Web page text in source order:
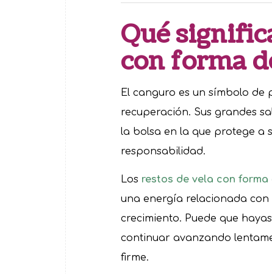
Qué
con forma
El canguro es un símbolo
recuperación. Sus grandes
la bolsa en la que protege a
responsabilidad.
Los restos de vela con forma
una energía relacionada
crecimiento. Puede que
continuar avanzando
firme.